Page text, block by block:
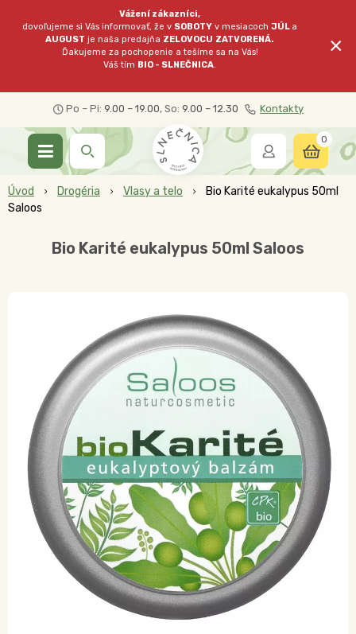
Vážení zákazníci,
dovoľujeme si Vás informovať, že v SOBOTY v mesiacochJÚL a
AUGUST je naša predajňa ZELOVOCU ZATVORENÁ.
Ďakujeme za pochopenie a tešíme sa na Vás!
Váš tím BIO - SLNEČNICA.
×
Po – Pi: 9.00 – 19.00, So: 9.00 – 12.30 Kontakty
0
Úvod Drogéria Vlasy a telo
Bio Karité eukalypus 50ml
Saloos
Bio Karité eukalypus 50ml Saloos